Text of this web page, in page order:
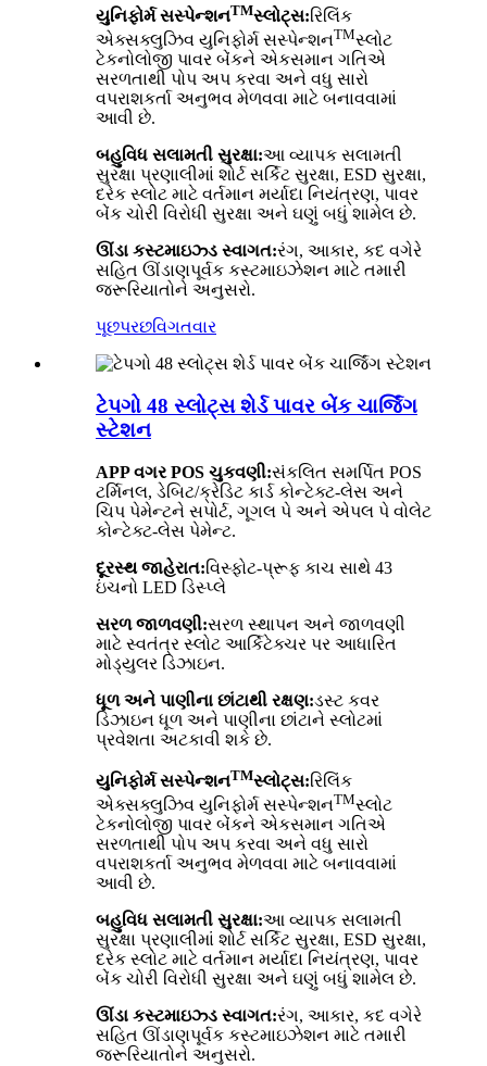
યુનિફોર્મ સસ્પેન્શનTMસ્લોટ્સ:રિલિંક
એક્સક્લુઝિવ યુનિફોર્મ સસ્પેન્શનTMસ્લોટ
ટેકનોલોજી પાવર બેંકને એકસમાન ગતિએ
સરળતાથી પોપ અપ કરવા અને વધુ સારો
વપરાશકર્તા અનુભવ મેળવવા માટે બનાવવામાં
આવી છે.
બહુવિધ સલામતી સુરક્ષા:આ વ્યાપક સલામતી
સુરક્ષા પ્રણાલીમાં શોર્ટ સર્કિટ સુરક્ષા, ESD સુરક્ષા,
દરેક સ્લોટ માટે વર્તમાન મર્યાદા નિયંત્રણ, પાવર
બેંક ચોરી વિરોધી સુરક્ષા અને ઘણું બધું શામેલ છે.
ઊંડા કસ્ટમાઇઝ્ડ સ્વાગત:રંગ, આકાર, કદ વગેરે
સહિત ઊંડાણપૂર્વક કસ્ટમાઇઝેશન માટે તમારી
જરૂરિયાતોને અનુસરો.
પૂછપરછવિગતવાર
ટેપગો 48 સ્લોટ્સ શેર્ડ પાવર બેંક ચાર્જિંગ
સ્ટેશન
APP વગર POS ચુકવણી:સંકલિત સમર્પિત POS
ટર્મિનલ, ડેબિટ/ક્રેડિટ કાર્ડ કોન્ટેક્ટ-લેસ અને
ચિપ પેમેન્ટને સપોર્ટ, ગૂગલ પે અને એપલ પે વોલેટ
કોન્ટેક્ટ-લેસ પેમેન્ટ.
દૂરસ્થ જાહેરાત:વિસ્ફોટ-પ્રૂફ કાચ સાથે 43
ઇંચનો LED ડિસ્પ્લે
સરળ જાળવણી:સરળ સ્થાપન અને જાળવણી
માટે સ્વતંત્ર સ્લોટ આર્કિટેક્ચર પર આધારિત
મોડ્યુલર ડિઝાઇન.
ધૂળ અને પાણીના છાંટાથી રક્ષણ:ડસ્ટ કવર
ડિઝાઇન ધૂળ અને પાણીના છાંટાને સ્લોટમાં
પ્રવેશતા અટકાવી શકે છે.
યુનિફોર્મ સસ્પેન્શનTMસ્લોટ્સ:રિલિંક
એક્સક્લુઝિવ યુનિફોર્મ સસ્પેન્શનTMસ્લોટ
ટેકનોલોજી પાવર બેંકને એકસમાન ગતિએ
સરળતાથી પોપ અપ કરવા અને વધુ સારો
વપરાશકર્તા અનુભવ મેળવવા માટે બનાવવામાં
આવી છે.
બહુવિધ સલામતી સુરક્ષા:આ વ્યાપક સલામતી
સુરક્ષા પ્રણાલીમાં શોર્ટ સર્કિટ સુરક્ષા, ESD સુરક્ષા,
દરેક સ્લોટ માટે વર્તમાન મર્યાદા નિયંત્રણ, પાવર
બેંક ચોરી વિરોધી સુરક્ષા અને ઘણું બધું શામેલ છે.
ઊંડા કસ્ટમાઇઝ્ડ સ્વાગત:રંગ, આકાર, કદ વગેરે
સહિત ઊંડાણપૂર્વક કસ્ટમાઇઝેશન માટે તમારી
જરૂરિયાતોને અનુસરો.